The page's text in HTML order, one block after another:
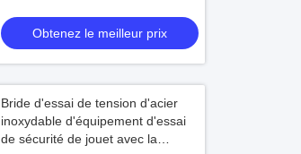
Obtenez le meilleur prix
Bride d'essai de tension d'acier
inoxydable d'équipement d'essai
de sécurité de jouet avec la